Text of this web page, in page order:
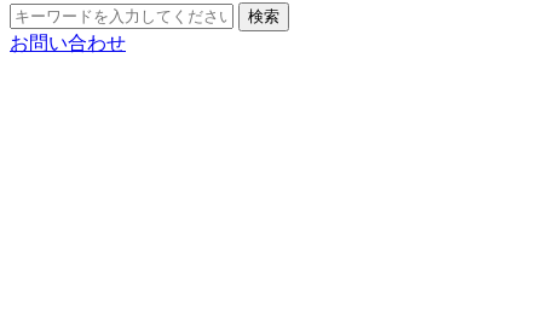
検索
お問い合わせ